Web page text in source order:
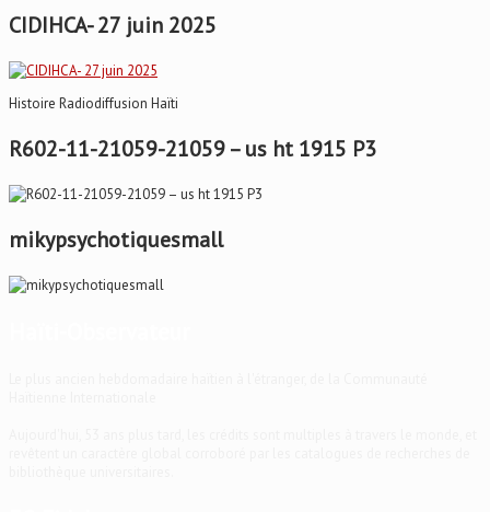
CIDIHCA- 27 juin 2025
Histoire Radiodiffusion Haïti
R602-11-21059-21059 – us ht 1915 P3
mikypsychotiquesmall